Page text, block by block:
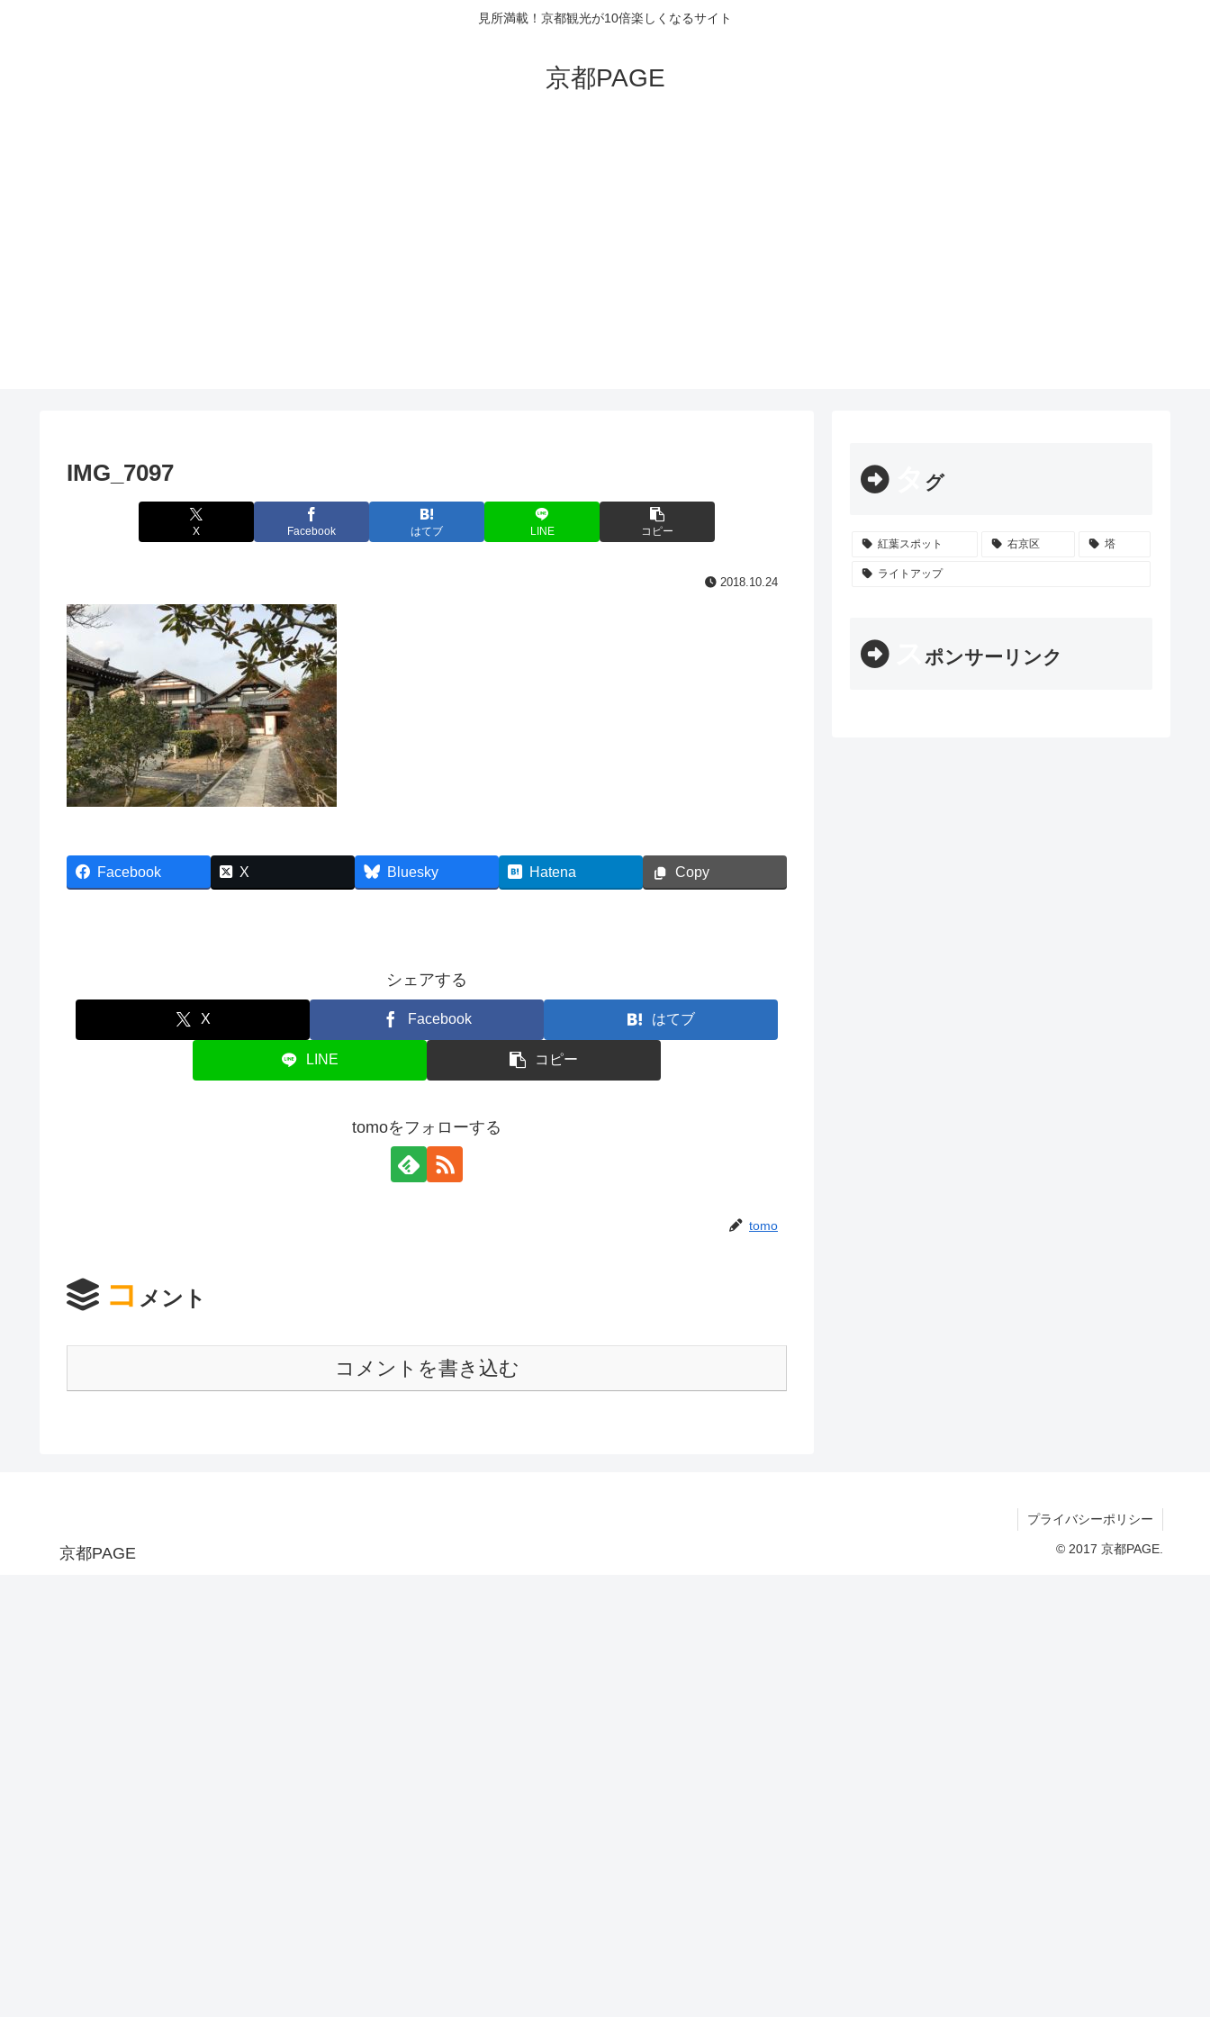
見所満載！京都観光が10倍楽しくなるサイト
京都PAGE
IMG_7097
X Facebook はてブ LINE コピー
2018.10.24
Facebook X Bluesky Hatena Copy
シェアする
X Facebook はてブ
LINE コピー
tomoをフォローする
tomo
コ メント
コメントを書き込む
グ
紅葉スポット 右京区 塔
ライトアップ
ポンサーリンク
京都PAGE
プライバシーポリシー
© 2017 京都PAGE.